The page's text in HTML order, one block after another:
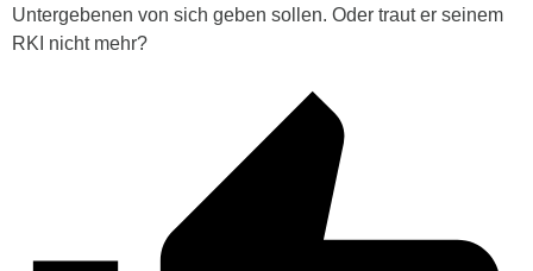
Untergebenen von sich geben sollen. Oder traut er seinem
RKI nicht mehr?